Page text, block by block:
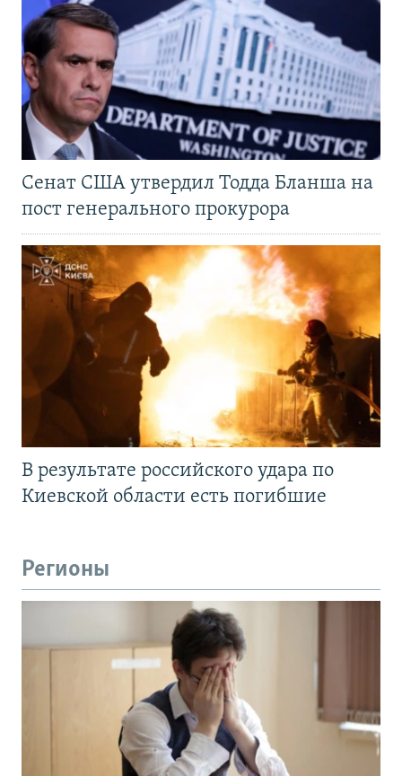
Сенат США утвердил Тодда Бланша на
пост генерального прокурора
В результате российского удара по
Киевской области есть погибшие
Регионы